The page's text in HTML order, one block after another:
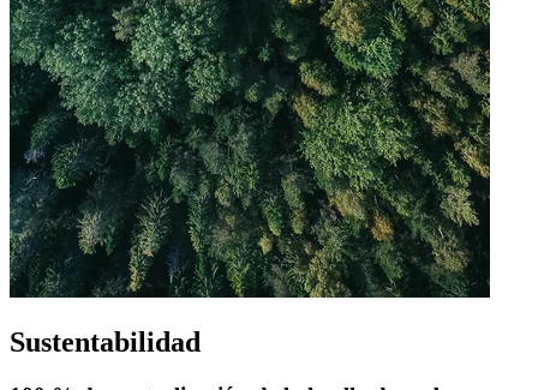
Sustentabilidad